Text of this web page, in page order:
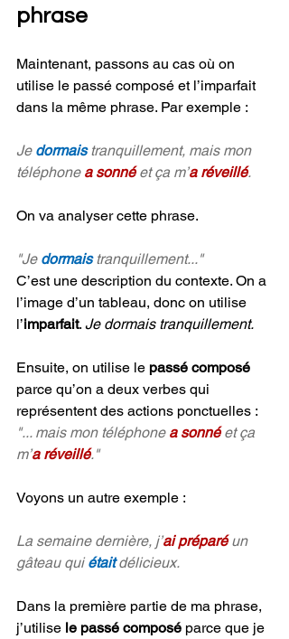
phrase
Maintenant, passons au cas où on
utilise le passé composé et l’imparfait
dans la même phrase. Par exemple :
Je dormais tranquillement, mais mon
téléphone a sonné et ça m’a réveillé.
On va analyser cette phrase.
"Je dormais tranquillement..."
C’est une description du contexte. On a
l’image d’un tableau, donc on utilise
l’imparfait. Je dormais tranquillement.
Ensuite, on utilise le passé composé
parce qu’on a deux verbes qui
représentent des actions ponctuelles :
"... mais mon téléphone a sonné et ça
m’a réveillé."
Voyons un autre exemple :
La semaine dernière, j’ai préparé un
gâteau qui était délicieux.
Dans la première partie de ma phrase,
j’utilise le passé composé parce que je